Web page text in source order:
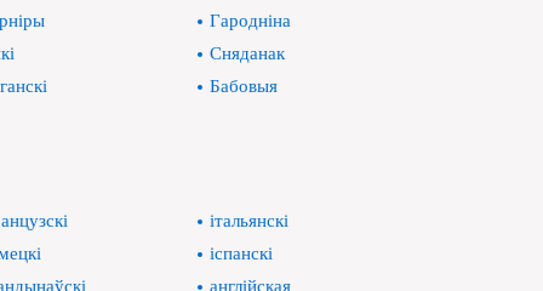
Гародніна
Сняданак
Бабовыя
італьянскі
іспанскі
англійская